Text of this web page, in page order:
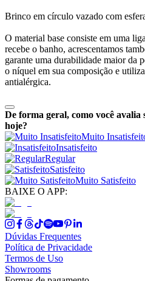
Brinco em círculo vazado com
O material base consiste em uma
recebe o banho, acrescentamos
garante uma durabilidade maior da
o níquel em sua composição e
antialérgica.
De forma geral, como você avalia
hoje?
Muito
Insatisfeito
Regular
Satisfeito
Muito Satisfeito
BAIXE O APP:
Dúvidas Frequentes
Política de Privacidade
Termos de Uso
Showrooms